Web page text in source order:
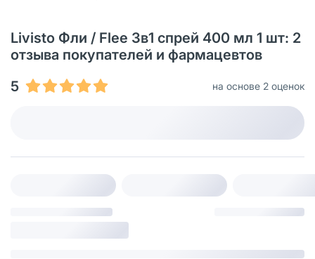
Livisto Фли / Flee 3в1 спрей 400 мл 1 шт: 2
отзыва покупателей и фармацевтов
5
на основе 2 оценок